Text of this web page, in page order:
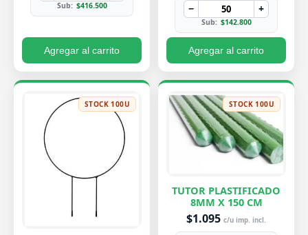
Sub: $416.500
Agregar al carrito
− +
Sub: $142.800
Agregar al carrito
STOCK 100U STOCK 100U
TUTOR PLASTIFICADO
8MM X 150 CM
$1.095 c/u imp. incl.